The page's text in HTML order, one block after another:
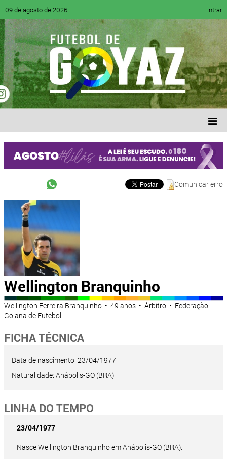
09 de agosto de 2026 Entrar
Comunicar erro
Wellington Branquinho
Wellington Ferreira Branquinho • 49 anos • Árbitro • Federação
Goiana de Futebol
FICHA TÉCNICA
Data de nascimento: 23/04/1977
Naturalidade: Anápolis-GO (BRA)
LINHA DO TEMPO
23/04/1977
Nasce Wellington Branquinho em Anápolis-GO (BRA).